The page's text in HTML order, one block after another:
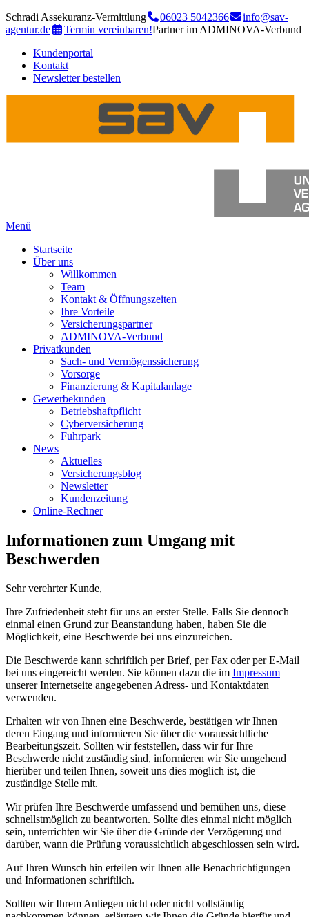
Schradi Assekuranz-Vermittlung 06023 5042366
info@sav-
agentur.de
Termin vereinbaren!Partner im ADMINOVA-Verbund
Kundenportal
Kontakt
Newsletter bestellen
Menü
Startseite
Über uns
Willkommen
Team
Kontakt & Öffnungszeiten
Ihre Vorteile
Versicherungspartner
ADMINOVA-Verbund
Privatkunden
Sach- und Vermögenssicherung
Vorsorge
Finanzierung & Kapitalanlage
Gewerbekunden
Betriebshaftpflicht
Cyberversicherung
Fuhrpark
News
Aktuelles
Versicherungsblog
Newsletter
Kundenzeitung
Online-Rechner
Informationen zum Umgang mit
Beschwerden
Sehr verehrter Kunde,
Ihre Zufriedenheit steht für uns an erster Stelle. Falls Sie dennoch
einmal einen Grund zur Beanstandung haben, haben Sie die
Möglichkeit, eine Beschwerde bei uns einzureichen.
Die Beschwerde kann schriftlich per Brief, per Fax oder per E-Mail
bei uns eingereicht werden. Sie können dazu die im Impressum
unserer Internetseite angegebenen Adress- und Kontaktdaten
verwenden.
Erhalten wir von Ihnen eine Beschwerde, bestätigen wir Ihnen
deren Eingang und informieren Sie über die voraussichtliche
Bearbeitungszeit. Sollten wir feststellen, dass wir für Ihre
Beschwerde nicht zuständig sind, informieren wir Sie umgehend
hierüber und teilen Ihnen, soweit uns dies möglich ist, die
zuständige Stelle mit.
Wir prüfen Ihre Beschwerde umfassend und bemühen uns, diese
schnellstmöglich zu beantworten. Sollte dies einmal nicht möglich
sein, unterrichten wir Sie über die Gründe der Verzögerung und
darüber, wann die Prüfung voraussichtlich abgeschlossen sein wird.
Auf Ihren Wunsch hin erteilen wir Ihnen alle Benachrichtigungen
und Informationen schriftlich.
Sollten wir Ihrem Anliegen nicht oder nicht vollständig